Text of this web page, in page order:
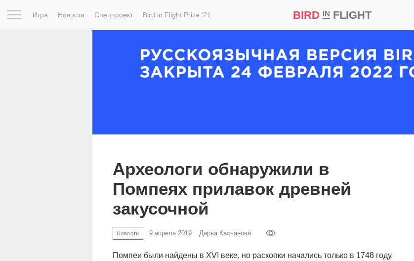
Игра Новости Спецпроект Bird in Flight Prize ‘21 BIRD INFLIGHT
Археологи обнаружили в
Помпеях прилавок древней
закусочной
Новости 9 апреля 2019 Дарья Касьянова
Помпеи были найдены в XVI веке, но раскопки начались только в 1748 году.